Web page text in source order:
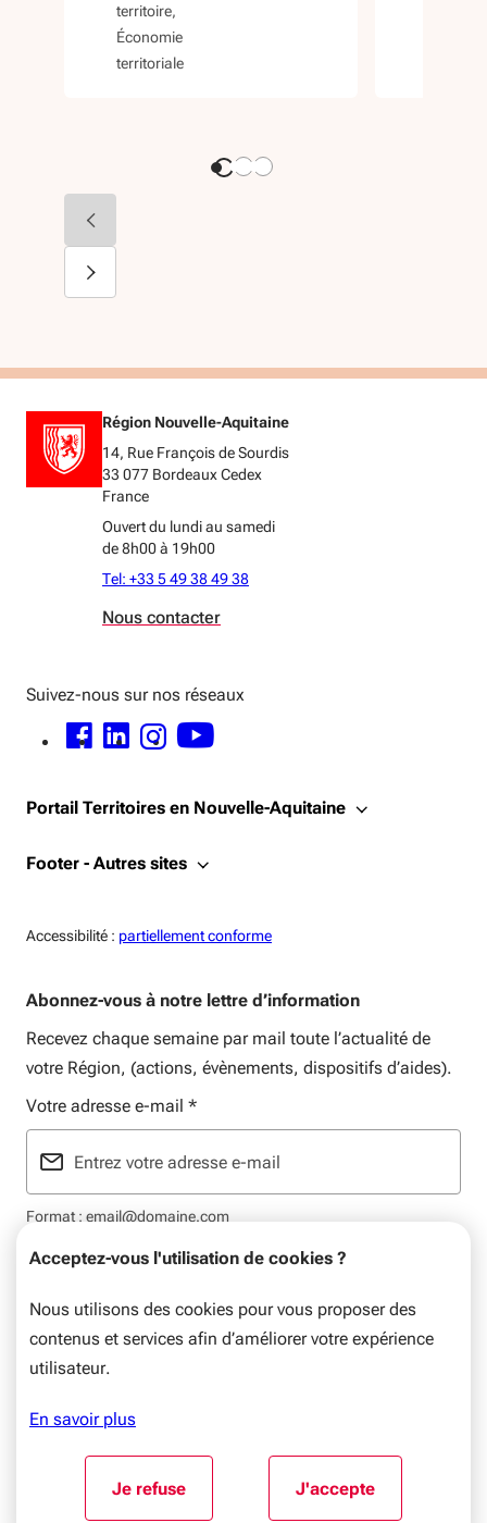
Acceptez-vous l'utilisation de cookies ?
Nous utilisons des cookies pour vous proposer des
contenus et services afin d’améliorer votre expérience
utilisateur.
En savoir plus
Je refuse
l'utilisation de cookies
J'accepte
l'utilisation de
territoire
Économie
territoriale
Région Nouvelle-Aquitaine
14, Rue François de Sourdis
33 077 Bordeaux Cedex
France
Ouvert du lundi au samedi
de 8h00 à 19h00
Tel: +33 5 49 38 49 38
Nous contacter
Suivez-nous sur nos réseaux
FACEBOOK - OUVERTURE DANS UNE NOUVELLE FENÊTRE
LINKEDIN - OUVERTURE DANS UNE NOUVELLE FENÊTRE
INSTAGRAM - OUVERTURE DANS UNE NOUVELLE FENÊTRE
YOUTUBE - OUVERTURE DANS UNE NOUVELLE FENÊTRE
Portail Territoires en Nouvelle-Aquitaine
Footer - Autres sites
Accessibilité : Accessiblité:
partiellement conforme
Abonnez-vous à notre lettre d’information
Recevez chaque semaine par mail toute l’actualité de
votre Région, (actions, évènements, dispositifs d’aides).
Votre adresse e-mail *
Format : email@domaine.com
Mentions légales
Aller au début du contenu